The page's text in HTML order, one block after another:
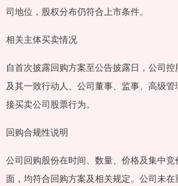
司地位，股权分布仍符合上市条件。
相关主体买卖情况
自首次披露回购方案至公告披露日，公司
及其一致行动人、公司董事、监事、高级
接买卖公司股票行为。
回购合规性说明
公司回购股份在时间、数量、价格及集中
面，均符合回购方案及相关规定。公司未